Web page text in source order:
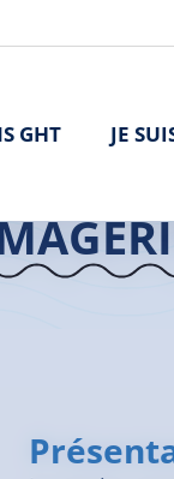
GHT JE
Accueil GHT>